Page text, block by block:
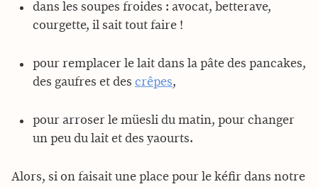
dans les soupes froides : avocat, betterave,
courgette, il sait tout faire !
pour remplacer le lait dans la pâte des pancakes,
des gaufres et des crêpes,
pour arroser le müesli du matin, pour changer
un peu du lait et des yaourts.
Alors, si on faisait une place pour le kéfir dans notre